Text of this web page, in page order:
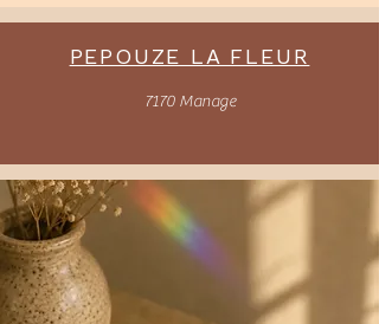
PEPOUZE LA FLEUR
7170 Manage